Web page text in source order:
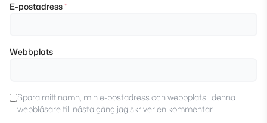
E-postadress*
Webbplats
Spara mitt namn, min e-postadress och webbplats i denna
webbläsare till nästa gång jag skriver en kommentar.